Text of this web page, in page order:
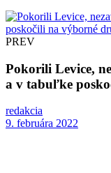
PREV
Pokorili Levice,
a v tabuľke
redakcia
9. februára 2022